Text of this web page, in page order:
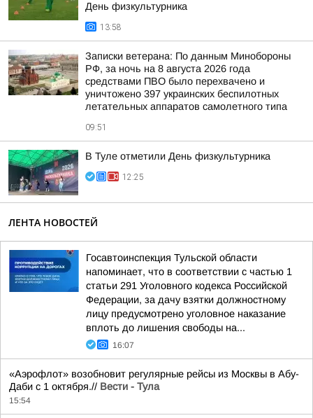
День физкультурника
13:58
Записки ветерана: По данным Минобороны
РФ, за ночь на 8 августа 2026 года
средствами ПВО было перехвачено и
уничтожено 397 украинских беспилотных
летательных аппаратов самолетного типа
09:51
В Туле отметили День физкультурника
12:25
ЛЕНТА НОВОСТЕЙ
Госавтоинспекция Тульской области
напоминает, что в соответствии с частью 1
статьи 291 Уголовного кодекса Российской
Федерации, за дачу взятки должностному
лицу предусмотрено уголовное наказание
вплоть до лишения свободы на...
16:07
«Аэрофлот» возобновит регулярные рейсы из Москвы в Абу-
Даби с 1 октября.// Вести - Тула
15:54